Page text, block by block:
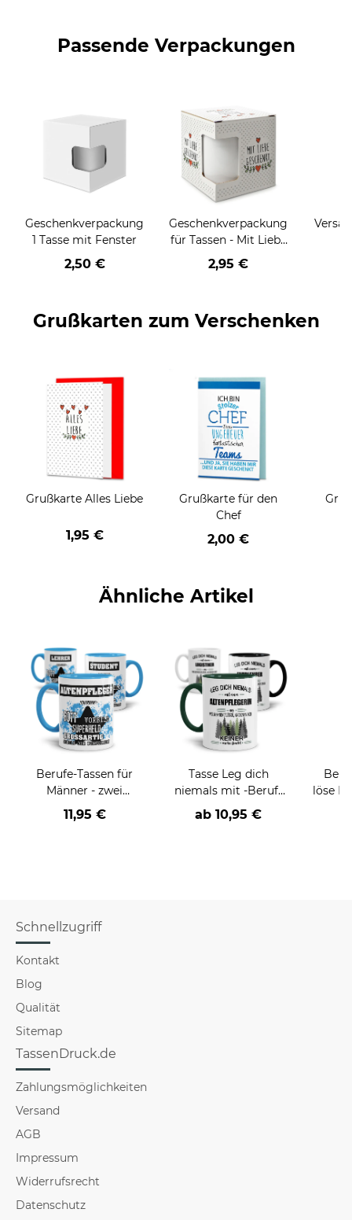
Passende Verpackungen
Geschenkverpackung
1 Tasse mit Fenster
2,50 €
Geschenkverpackung
für Tassen - Mit Liebe
geschenkt
2,95 €
Grußkarten zum Verschenken
Grußkarte Alles Liebe
1,95 €
Grußkarte für den
Chef
2,00 €
Ähnliche Artikel
Berufe-Tassen für
Männer - zwei
Farbvarianten
11,95 €
Tasse Leg dich
niemals mit -Beruf-
an
ab 10,95 €
löse
Schnellzugriff
Kontakt
Blog
Qualität
Sitemap
TassenDruck.de
Zahlungsmöglichkeiten
Versand
AGB
Impressum
Widerrufsrecht
Datenschutz